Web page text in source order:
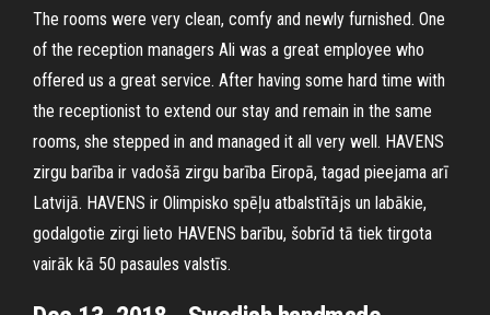
The rooms were very clean, comfy and newly furnished. One
of the reception managers Ali was a great employee who
offered us a great service. After having some hard time with
the receptionist to extend our stay and remain in the same
rooms, she stepped in and managed it all very well. HAVENS
zirgu barība ir vadošā zirgu barība Eiropā, tagad pieejama arī
Latvijā. HAVENS ir Olimpisko spēļu atbalstītājs un labākie,
godalgotie zirgi lieto HAVENS barību, šobrīd tā tiek tirgota
vairāk kā 50 pasaules valstīs.